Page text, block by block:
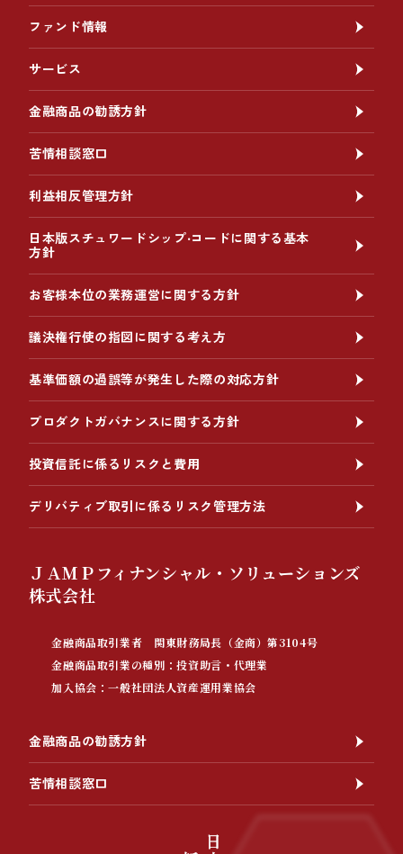
ファンド情報
サービス
金融商品の勧誘方針
苦情相談窓口
利益相反管理方針
日本版スチュワードシップ‧コードに関する基本
方針
お客様本位の業務運営に関する方針
議決権行使の指図に関する考え方
基準価額の過誤等が発生した際の対応方針
プロダクトガバナンスに関する方針
投資信託に係るリスクと費用
デリバティブ取引に係るリスク管理方法
ＪＡＭＰフィナンシャル・ソリューションズ
株式会社
金融商品取引業者 関東財務局長（金商）第3104号
金融商品取引業の種別：投資助言・代理業
加入協会：一般社団法人資産運用業協会
金融商品の勧誘方針
苦情相談窓口